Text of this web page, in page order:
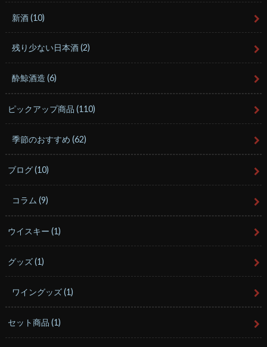
新酒(10)
残り少ない日本酒(2)
酔鯨酒造(6)
ピックアップ商品(110)
季節のおすすめ(62)
ブログ(10)
コラム(9)
ウイスキー(1)
グッズ(1)
ワイングッズ(1)
セット商品(1)